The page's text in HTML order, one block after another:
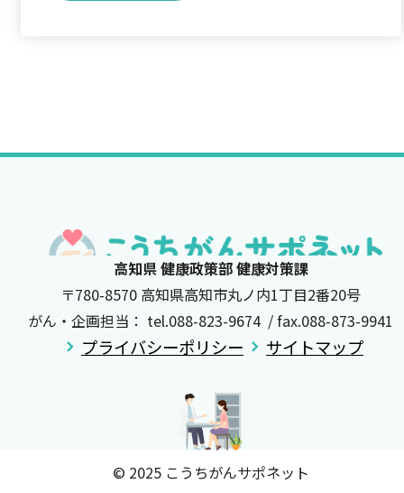
高知県 健康政策部 健康対策課
〒780-8570 高知県高知市丸ノ内1丁目2番20号
がん・企画担当： tel.088-823-9674 / fax.088-873-9941
プライバシーポリシー サイトマップ
© 2025 こうちがんサポネット